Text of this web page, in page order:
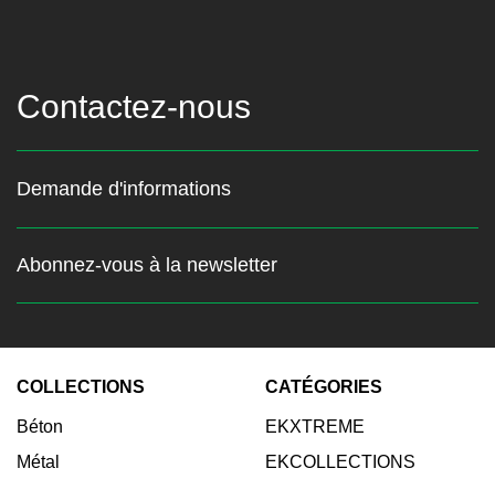
Contactez-nous
Demande d'informations
Abonnez-vous à la newsletter
Restez au courant des
Entrez votre email:
COLLECTIONS
Béton
Métal
CATÉGORIES
EKXTREME
EKCOLLECTIONS